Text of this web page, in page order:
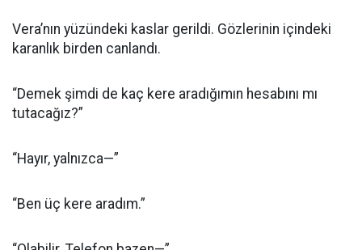
Vera’nın yüzündeki kaslar gerildi. Gözlerinin içindeki
karanlık birden canlandı.
“Demek şimdi de kaç kere aradığımın hesabını mı
tutacağız?”
“Hayır, yalnızca—”
“Ben üç kere aradım.”